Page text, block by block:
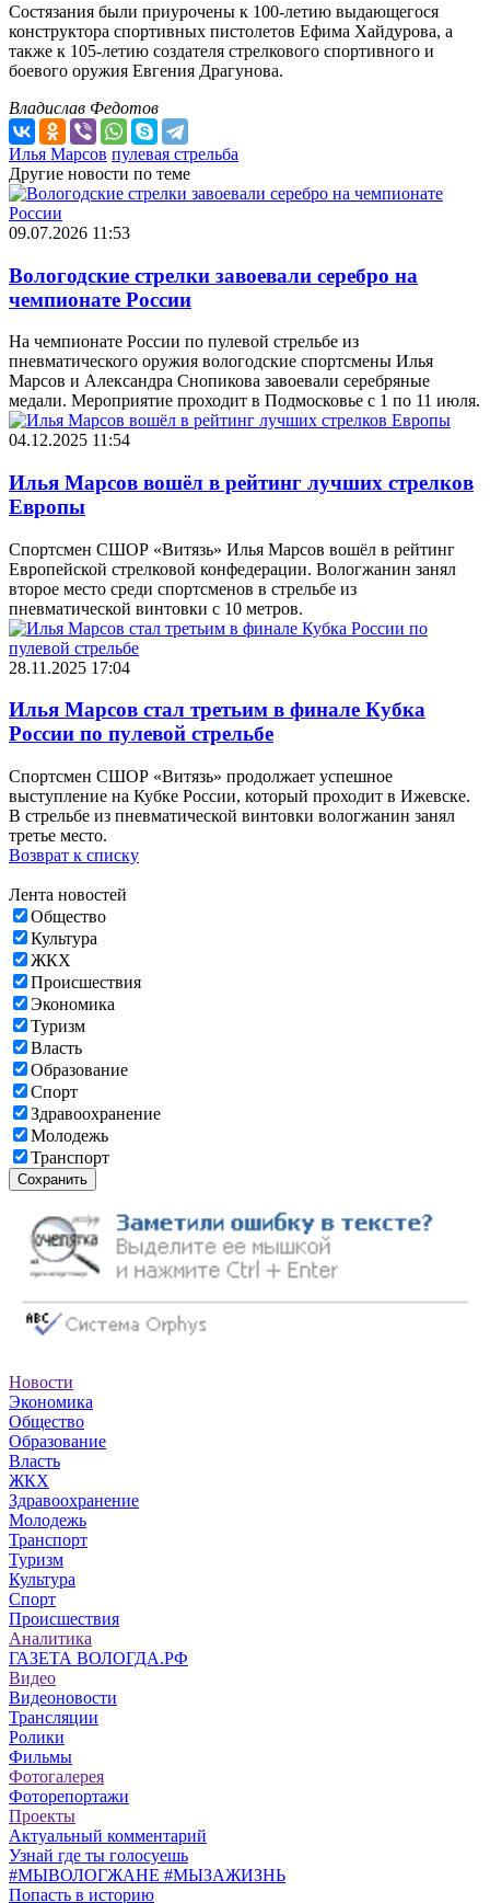
Состязания были приурочены к 100-летию выдающегося
конструктора спортивных пистолетов Ефима Хайдурова, а
также к 105-летию создателя стрелкового спортивного и
боевого оружия Евгения Драгунова.
Владислав Федотов
Илья Марсов пулевая стрельба
Другие новости по теме
09.07.2026 11:53
Вологодские стрелки завоевали серебро на
чемпионате России
На чемпионате России по пулевой стрельбе из
пневматического оружия вологодские спортсмены Илья
Марсов и Александра Снопикова завоевали серебряные
медали. Мероприятие проходит в Подмосковье с 1 по 11 июля.
04.12.2025 11:54
Илья Марсов вошёл в рейтинг лучших стрелков
Европы
Спортсмен СШОР «Витязь» Илья Марсов вошёл в рейтинг
Европейской стрелковой конфедерации. Вологжанин занял
второе место среди спортсменов в стрельбе из
пневматической винтовки с 10 метров.
28.11.2025 17:04
Илья Марсов стал третьим в финале Кубка
России по пулевой стрельбе
Спортсмен СШОР «Витязь» продолжает успешное
выступление на Кубке России, который проходит в Ижевске.
В стрельбе из пневматической винтовки вологжанин занял
третье место.
Возврат к списку
Лента новостей
Общество
Культура
ЖКХ
Происшествия
Экономика
Туризм
Власть
Образование
Спорт
Здравоохранение
Молодежь
Транспорт
Сохранить
Новости
Экономика
Общество
Образование
Власть
ЖКХ
Здравоохранение
Молодежь
Транспорт
Туризм
Культура
Спорт
Происшествия
Аналитика
ГАЗЕТА ВОЛОГДА.РФ
Видео
Видеоновости
Трансляции
Ролики
Фильмы
Фотогалерея
Фоторепортажи
Проекты
Актуальный комментарий
Узнай где ты голосуешь
#МЫВОЛОГЖАНЕ #МЫЗАЖИЗНЬ
Попасть в историю